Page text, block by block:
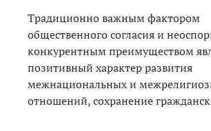
Традиционно важным фактором
общественного согласия и
конкурентным преимуществом
позитивный характер развития
межнациональных и
отношений, сохранение